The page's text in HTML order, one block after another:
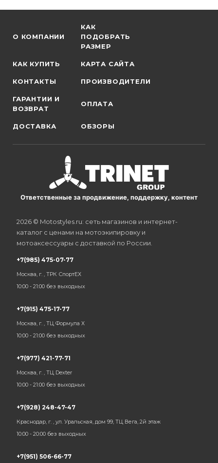
О КОМПАНИИ
КАК
ПОДОБРАТЬ
РАЗМЕР
КАК КУПИТЬ КАРТА САЙТА
КОНТАКТЫ ПРОИЗВОДИТЕЛИ
ГАРАНТИИ И
ВОЗВРАТ
ОПЛАТА
ДОСТАВКА ОБЗОРЫ
Ответственные за продвижение, поддержку, контент
2026 © Motostyles.ru: сеть магазинов и интернет-
каталог с ценами на мотоэкипировку и
мотоаксессуары с доставкой по России.
+7(985) 475-07-77
Москва, г. , ТРК СпортЕХ
10:00 - 21:00 без выходных
+7(915) 475-17-77
Москва, г. , ТЦ Формула Х
10:00 - 21:00 без выходных
+7(977) 421-77-71
Москва, г. , ТЦ Dexter
10:00 - 21:00 без выходных
+7(928) 248-47-47
Краснодар, г. , ул. Уральская, дом 99, ТЦ Вега, 2й этаж
10:00 - 20:00 без выходных
+7(951) 506-66-77